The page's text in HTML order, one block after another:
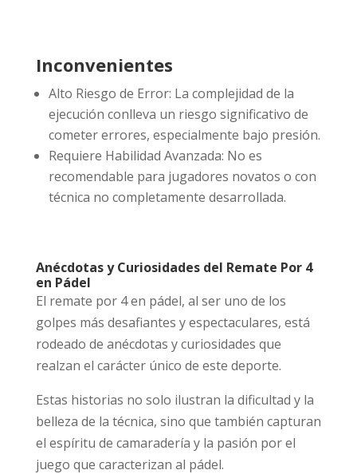
Inconvenientes
Alto Riesgo de Error: La complejidad de la
ejecución conlleva un riesgo significativo de
cometer errores, especialmente bajo presión.
Requiere Habilidad Avanzada: No es
recomendable para jugadores novatos o con
técnica no completamente desarrollada.
Anécdotas y Curiosidades del Remate Por 4
en Pádel
El remate por 4 en pádel, al ser uno de los
golpes más desafiantes y espectaculares, está
rodeado de anécdotas y curiosidades que
realzan el carácter único de este deporte.
Estas historias no solo ilustran la dificultad y la
belleza de la técnica, sino que también capturan
el espíritu de camaradería y la pasión por el
juego que caracterizan al pádel.